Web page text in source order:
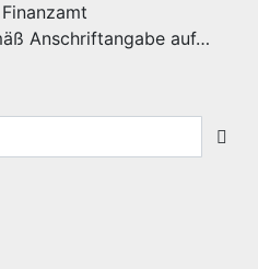
Anschriftangabe auf…